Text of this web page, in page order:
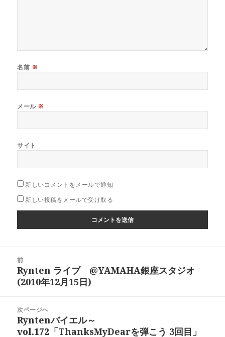
名前 ※
メール ※
サイト
新しいコメントをメールで通知
新しい投稿をメールで受け取る
前
前
の
稿:
Rynten ライブ @YAMAHA銀座スタジオ
(2010年12月15日)
次ページへ
次
の
Ryntenバイエル～
vol.172「ThanksMyDearを弾こう 3回目」